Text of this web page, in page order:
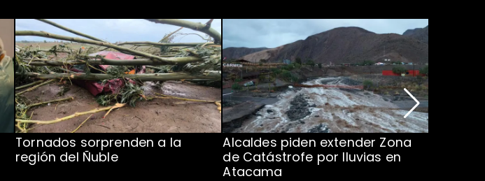
Tornados sorprenden a la
región del Ñuble
Alcaldes piden extender Zona
de Catástrofe por lluvias en
Atacama